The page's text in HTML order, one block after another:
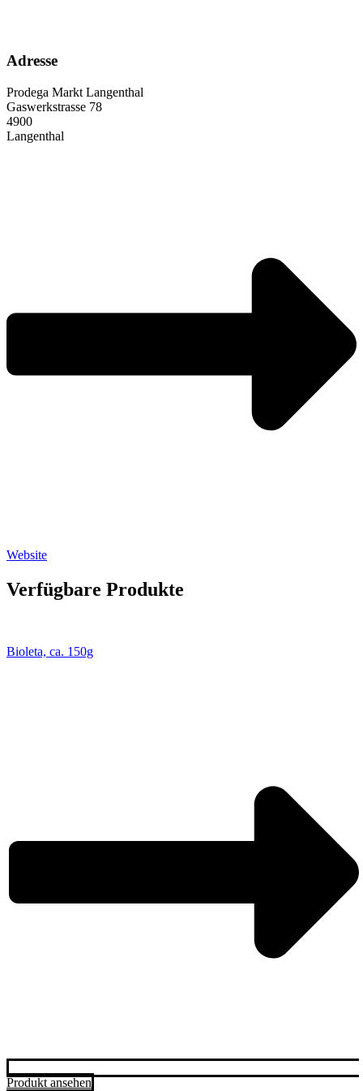
Adresse
Prodega Markt Langenthal
Gaswerkstrasse 78
4900
Langenthal
Website
Verfügbare Produkte
Bioleta, ca. 150g
Produkt ansehen